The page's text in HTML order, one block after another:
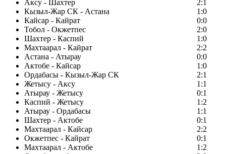
Аксу - Шахтер
2:1
Кызыл-Жар СК - Астана
1:0
Кайсар - Кайрат
0:0
Тобол - Окжетпес
2:0
Шахтер - Каспий
1:0
Махтаарал - Кайрат
2:2
Астана - Атырау
0:0
Актобе - Кайсар
1:0
Ордабасы - Кызыл-Жар СК
2:1
Жетысу - Аксу
1:1
Атырау - Жетысу
0:1
Каспий - Жетысу
1:2
Атырау - Ордабасы
1:1
Шахтер - Актобе
0:1
Махтаарал - Кайсар
2:2
Окжетпес - Кайрат
0:1
Махтаарал - Актобе
1:2